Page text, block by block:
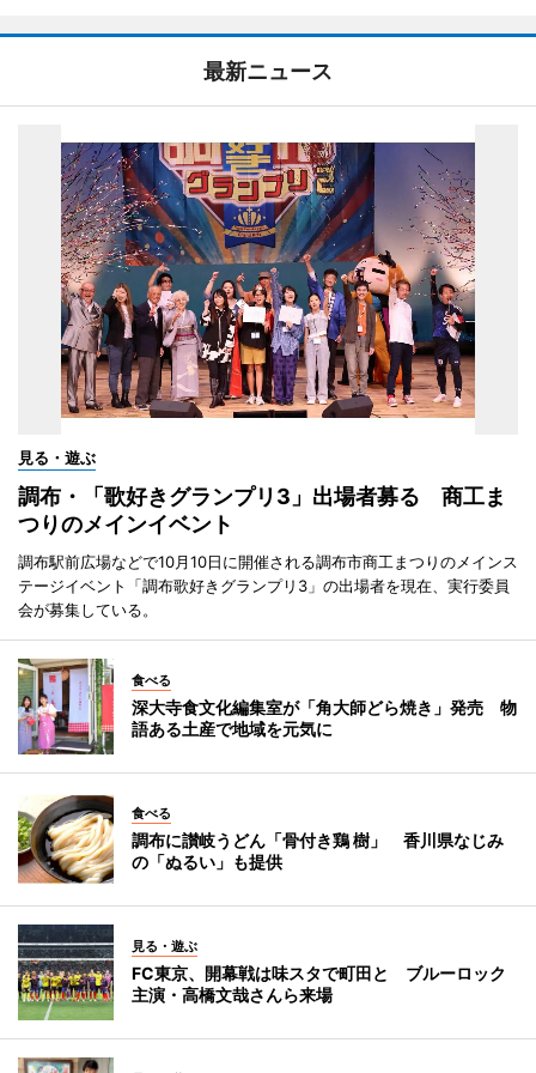
最新ニュース
見る・遊ぶ
調布・「歌好きグランプリ3」出場者募る 商工ま
つりのメインイベント
調布駅前広場などで10月10日に開催される調布市商工まつりのメインス
テージイベント「調布歌好きグランプリ3」の出場者を現在、実行委員
会が募集している。
食べる
深大寺食文化編集室が「角大師どら焼き」発売 物
語ある土産で地域を元気に
食べる
調布に讃岐うどん「骨付き鶏 樹」 香川県なじみ
の「ぬるい」も提供
見る・遊ぶ
FC東京、開幕戦は味スタで町田と ブルーロック
主演・高橋文哉さんら来場